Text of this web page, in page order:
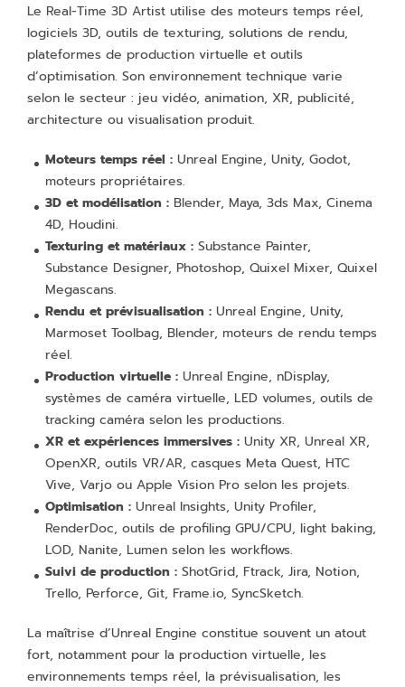
Le Real-Time 3D Artist utilise des moteurs temps réel,
logiciels 3D, outils de texturing, solutions de rendu,
plateformes de production virtuelle et outils
d’optimisation. Son environnement technique varie
selon le secteur : jeu vidéo, animation, XR, publicité,
architecture ou visualisation produit.
Moteurs temps réel : Unreal Engine, Unity, Godot,
moteurs propriétaires.
3D et modélisation : Blender, Maya, 3ds Max, Cinema
4D, Houdini.
Texturing et matériaux : Substance Painter,
Substance Designer, Photoshop, Quixel Mixer, Quixel
Megascans.
Rendu et prévisualisation : Unreal Engine, Unity,
Marmoset Toolbag, Blender, moteurs de rendu temps
réel.
Production virtuelle : Unreal Engine, nDisplay,
systèmes de caméra virtuelle, LED volumes, outils de
tracking caméra selon les productions.
XR et expériences immersives : Unity XR, Unreal XR,
OpenXR, outils VR/AR, casques Meta Quest, HTC
Vive, Varjo ou Apple Vision Pro selon les projets.
Optimisation : Unreal Insights, Unity Profiler,
RenderDoc, outils de profiling GPU/CPU, light baking,
LOD, Nanite, Lumen selon les workflows.
Suivi de production : ShotGrid, Ftrack, Jira, Notion,
Trello, Perforce, Git, Frame.io, SyncSketch.
La maîtrise d’Unreal Engine constitue souvent un atout
fort, notamment pour la production virtuelle, les
environnements temps réel, la prévisualisation, les